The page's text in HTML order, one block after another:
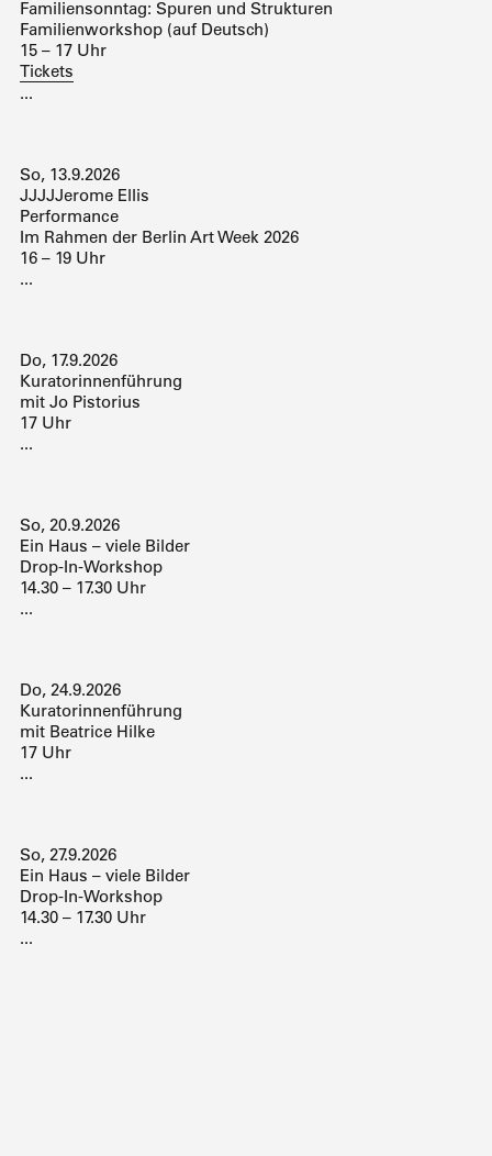
Familiensonntag: Spuren und Strukturen
Familienworkshop (auf Deutsch)
15 – 17 Uhr
Tickets
...
So, 13.9.2026
JJJJJerome Ellis
Performance
Im Rahmen der Berlin Art Week 2026
16 – 19 Uhr
...
Do, 17.9.2026
Kuratorinnenführung
mit Jo Pistorius
17 Uhr
...
So, 20.9.2026
Ein Haus – viele Bilder
Drop-In-Workshop
14.30 – 17.30 Uhr
...
Do, 24.9.2026
Kuratorinnenführung
mit Beatrice Hilke
17 Uhr
...
So, 27.9.2026
Ein Haus – viele Bilder
Drop-In-Workshop
14.30 – 17.30 Uhr
...